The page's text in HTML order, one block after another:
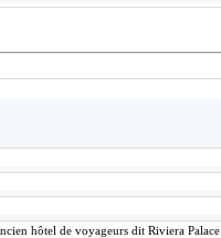
hôtel de voyageurs dit Riviera Palace